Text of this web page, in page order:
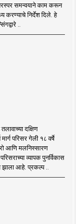
समन्वयाने काम करून
करण्याचे निर्देश दिले. हे
..
दक्षिण
परिसर गेली १८ वर्षे
आणि मलनिस्सारण
व्यापक पुनर्विकास
झाला आहे. प्रकल्प ..